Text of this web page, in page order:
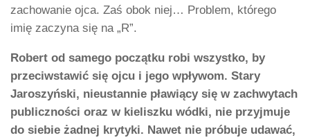
zachowanie ojca. Zaś obok niej… Problem, którego
imię zaczyna się na „R”.
Robert od samego początku robi wszystko, by
przeciwstawić się ojcu i jego wpływom. Stary
Jaroszyński, nieustannie pławiący się w zachwytach
publiczności oraz w kieliszku wódki, nie przyjmuje
do siebie żadnej krytyki. Nawet nie próbuje udawać,